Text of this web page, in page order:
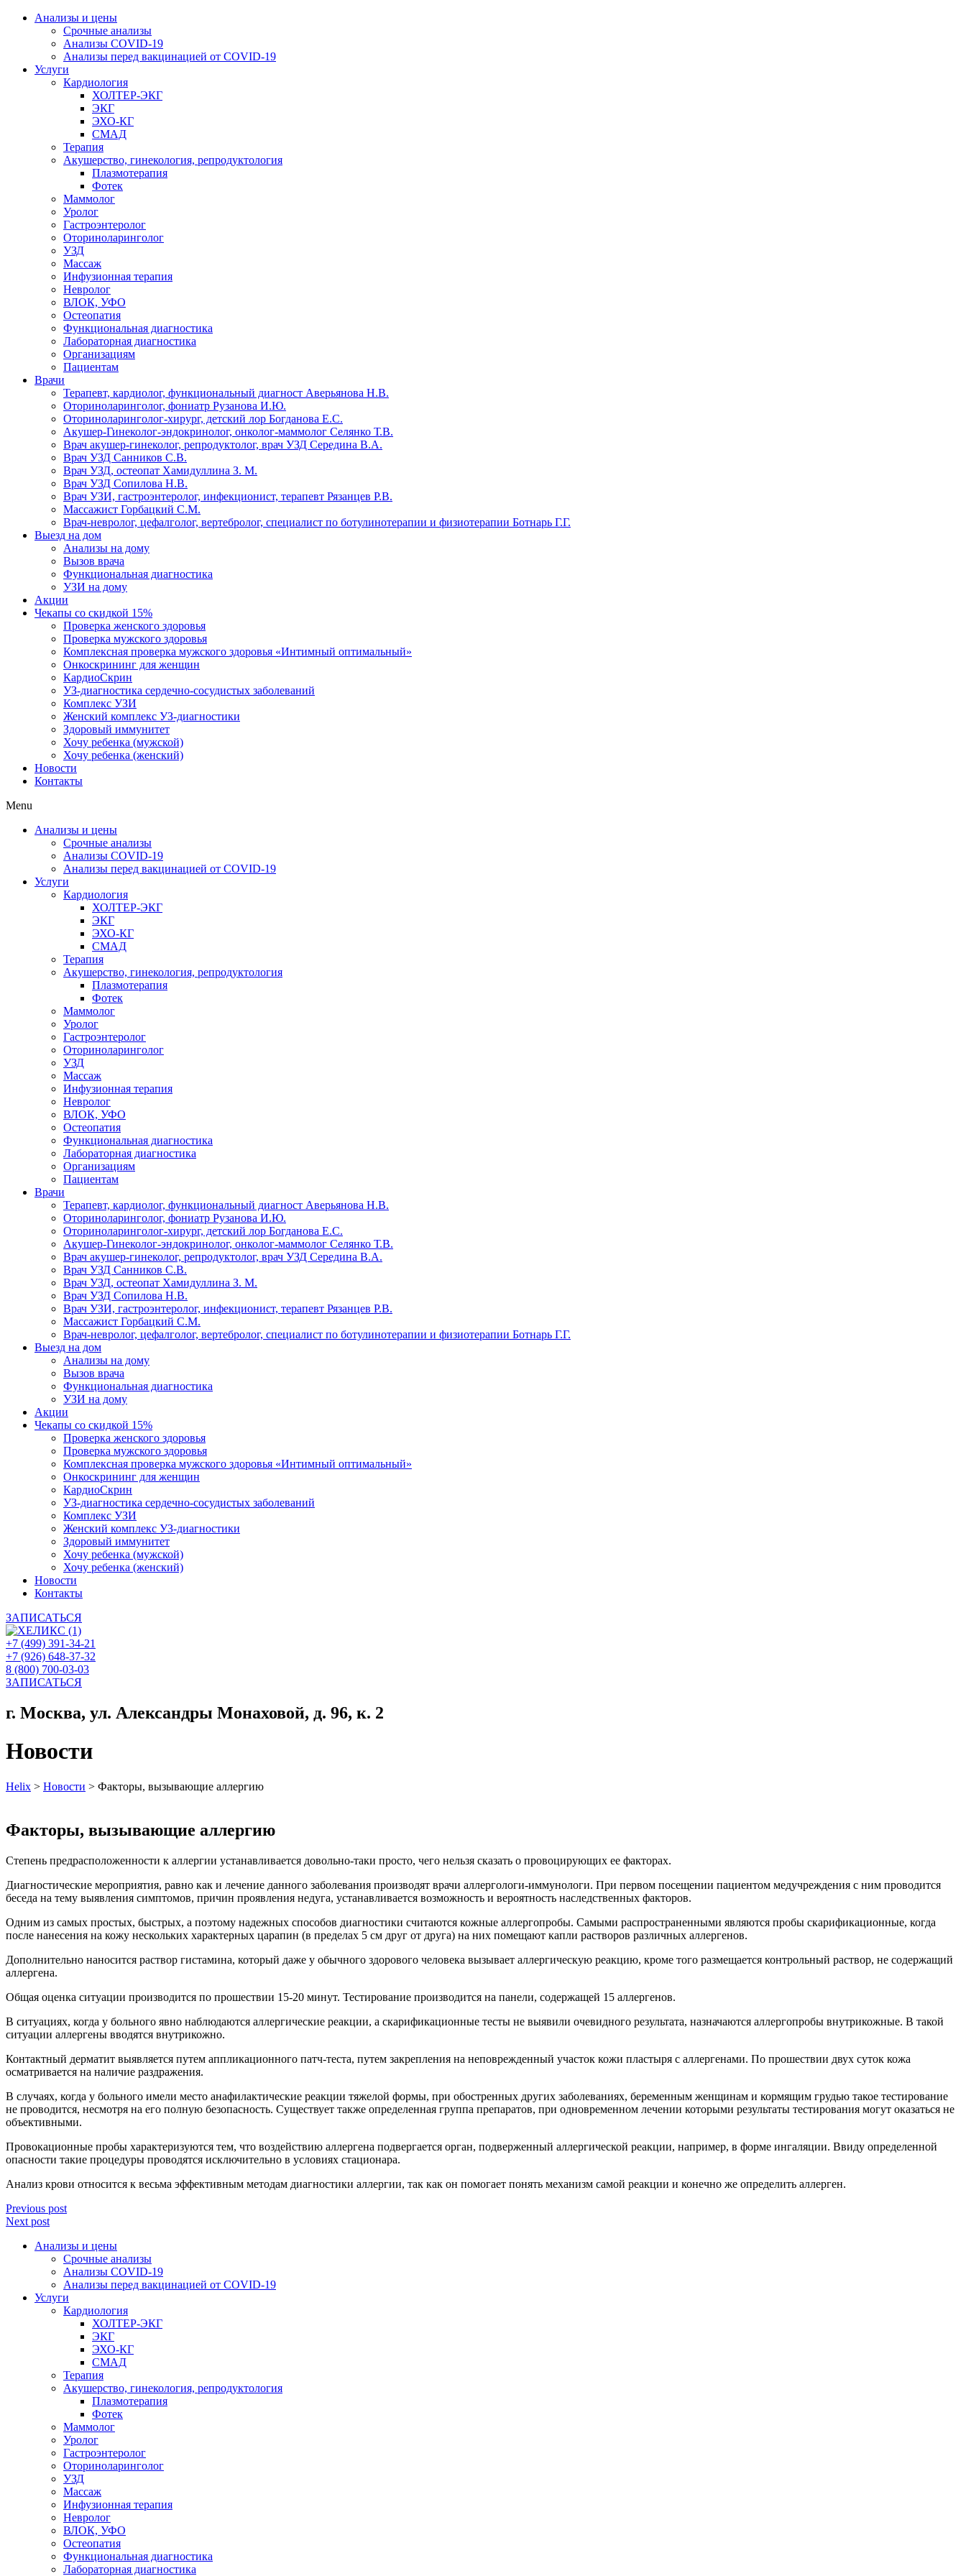
Анализы и цены
Срочные анализы
Анализы COVID-19
Анализы перед вакцинацией от COVID-19
Услуги
Кардиология
ХОЛТЕР-ЭКГ
ЭКГ
ЭХО-КГ
СМАД
Терапия
Акушерство, гинекология, репродуктология
Плазмотерапия
Фотек
Маммолог
Уролог
Гастроэнтеролог
Оториноларинголог
УЗД
Массаж
Инфузионная терапия
Невролог
ВЛОК, УФО
Остеопатия
Функциональная диагностика
Лабораторная диагностика
Организациям
Пациентам
Врачи
Терапевт, кардиолог, функциональный диагност Аверьянова Н.В.
Оториноларинголог, фониатр Рузанова И.Ю.
Оториноларинголог-хирург, детский лор Богданова Е.С.
Акушер-Гинеколог-эндокринолог, онколог-маммолог Селянко Т.В.
Врач акушер-гинеколог, репродуктолог, врач УЗД Середина В.А.
Врач УЗД Санников С.В.
Врач УЗД, остеопат Хамидуллина З. М.
Врач УЗД Сопилова Н.В.
Врач УЗИ, гастроэнтеролог, инфекционист, терапевт Рязанцев Р.В.
Массажист Горбацкий С.М.
Врач-невролог, цефалголог, вертебролог, специалист по ботулинотерапии и физиотерапии Ботнарь Г.Г.
Выезд на дом
Анализы на дому
Вызов врача
Функциональная диагностика
УЗИ на дому
Акции
Чекапы со скидкой 15%
Проверка женского здоровья
Проверка мужского здоровья
Комплексная проверка мужского здоровья «Интимный оптимальный»
Онкоcкрининг для женщин
КардиоСкрин
УЗ-диагностика сердечно-сосудистых заболеваний
Комплекс УЗИ
Женский комплекс УЗ-диагностики
Здоровый иммунитет
Хочу ребенка (мужской)
Хочу ребенка (женский)
Новости
Контакты
Menu
Анализы и цены
Срочные анализы
Анализы COVID-19
Анализы перед вакцинацией от COVID-19
Услуги
Кардиология
ХОЛТЕР-ЭКГ
ЭКГ
ЭХО-КГ
СМАД
Терапия
Акушерство, гинекология, репродуктология
Плазмотерапия
Фотек
Маммолог
Уролог
Гастроэнтеролог
Оториноларинголог
УЗД
Массаж
Инфузионная терапия
Невролог
ВЛОК, УФО
Остеопатия
Функциональная диагностика
Лабораторная диагностика
Организациям
Пациентам
Врачи
Терапевт, кардиолог, функциональный диагност Аверьянова Н.В.
Оториноларинголог, фониатр Рузанова И.Ю.
Оториноларинголог-хирург, детский лор Богданова Е.С.
Акушер-Гинеколог-эндокринолог, онколог-маммолог Селянко Т.В.
Врач акушер-гинеколог, репродуктолог, врач УЗД Середина В.А.
Врач УЗД Санников С.В.
Врач УЗД, остеопат Хамидуллина З. М.
Врач УЗД Сопилова Н.В.
Врач УЗИ, гастроэнтеролог, инфекционист, терапевт Рязанцев Р.В.
Массажист Горбацкий С.М.
Врач-невролог, цефалголог, вертебролог, специалист по ботулинотерапии и физиотерапии Ботнарь Г.Г.
Выезд на дом
Анализы на дому
Вызов врача
Функциональная диагностика
УЗИ на дому
Акции
Чекапы со скидкой 15%
Проверка женского здоровья
Проверка мужского здоровья
Комплексная проверка мужского здоровья «Интимный оптимальный»
Онкоcкрининг для женщин
КардиоСкрин
УЗ-диагностика сердечно-сосудистых заболеваний
Комплекс УЗИ
Женский комплекс УЗ-диагностики
Здоровый иммунитет
Хочу ребенка (мужской)
Хочу ребенка (женский)
Новости
Контакты
ЗАПИСАТЬСЯ
+7 (499) 391-34-21
+7 (926) 648-37-32
8 (800) 700-03-03
ЗАПИСАТЬСЯ
г. Москва, ул. Александры Монаховой, д. 96, к. 2
Новости
Helix > Новости > Факторы, вызывающие аллергию
Факторы, вызывающие аллергию
Степень предрасположенности к аллергии устанавливается довольно-таки просто, чего нельзя сказать о провоцирующих ее факторах.
Диагностические мероприятия, равно как и лечение данного заболевания производят врачи аллергологи-иммунологи. При первом посещении пациентом медучреждения с ним проводится
беседа на тему выявления симптомов, причин проявления недуга, устанавливается возможность и вероятность наследственных факторов.
Одним из самых простых, быстрых, а поэтому надежных способов диагностики считаются кожные аллергопробы. Самыми распространенными являются пробы скарификационные, когда
после нанесения на кожу нескольких характерных царапин (в пределах 5 см друг от друга) на них помещают капли растворов различных аллергенов.
Дополнительно наносится раствор гистамина, который даже у обычного здорового человека вызывает аллергическую реакцию, кроме того размещается контрольный раствор, не содержащий
аллергена.
Общая оценка ситуации производится по прошествии 15-20 минут. Тестирование производится на панели, содержащей 15 аллергенов.
В ситуациях, когда у больного явно наблюдаются аллергические реакции, а скарификационные тесты не выявили очевидного результата, назначаются аллергопробы внутрикожные. В такой
ситуации аллергены вводятся внутрикожно.
Контактный дерматит выявляется путем аппликационного патч-теста, путем закрепления на неповрежденный участок кожи пластыря с аллергенами. По прошествии двух суток кожа
осматривается на наличие раздражения.
В случаях, когда у больного имели место анафилактические реакции тяжелой формы, при обостренных других заболеваниях, беременным женщинам и кормящим грудью такое тестирование
не проводится, несмотря на его полную безопасность. Существует также определенная группа препаратов, при одновременном лечении которыми результаты тестирования могут оказаться не
объективными.
Провокационные пробы характеризуются тем, что воздействию аллергена подвергается орган, подверженный аллергической реакции, например, в форме ингаляции. Ввиду определенной
опасности такие процедуры проводятся исключительно в условиях стационара.
Анализ крови относится к весьма эффективным методам диагностики аллергии, так как он помогает понять механизм самой реакции и конечно же определить аллерген.
Previous post
Next post
Анализы и цены
Срочные анализы
Анализы COVID-19
Анализы перед вакцинацией от COVID-19
Услуги
Кардиология
ХОЛТЕР-ЭКГ
ЭКГ
ЭХО-КГ
СМАД
Терапия
Акушерство, гинекология, репродуктология
Плазмотерапия
Фотек
Маммолог
Уролог
Гастроэнтеролог
Оториноларинголог
УЗД
Массаж
Инфузионная терапия
Невролог
ВЛОК, УФО
Остеопатия
Функциональная диагностика
Лабораторная диагностика